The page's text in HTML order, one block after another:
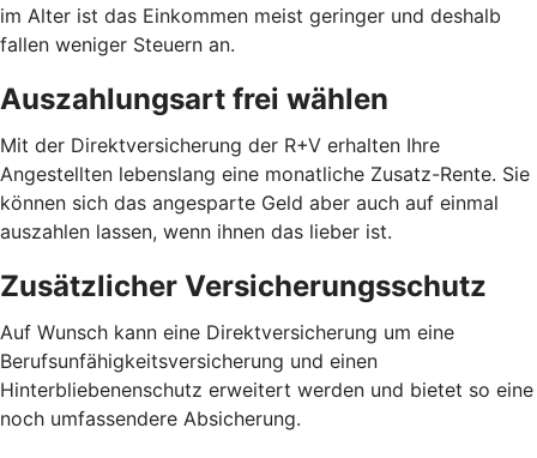
im Alter ist das Einkommen meist geringer und deshalb
fallen weniger Steuern an.
Auszahlungsart frei wählen
Mit der Direktversicherung der R+V erhalten Ihre
Angestellten lebenslang eine monatliche Zusatz-Rente. Sie
können sich das angesparte Geld aber auch auf einmal
auszahlen lassen, wenn ihnen das lieber ist.
Zusätzlicher Versicherungsschutz
Auf Wunsch kann eine Direktversicherung um eine
Berufsunfähigkeitsversicherung und einen
Hinterbliebenenschutz erweitert werden und bietet so eine
noch umfassendere Absicherung.